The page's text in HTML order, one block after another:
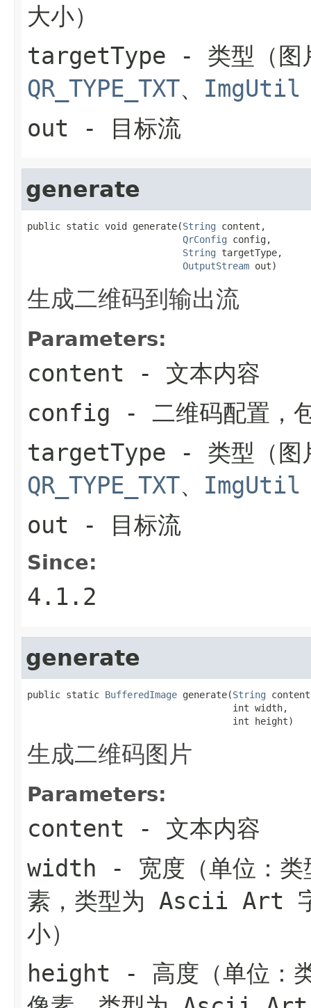
大小）
targetType - 类型（图
QR_TYPE_TXT、 ImgUtil
out - 目标流
generate
public static void generate(String content,
QrConfig config,
String targetType,
OutputStream out)
生成二维码到输出流
Parameters:
content - 文本内容
config - 二维码配置，
targetType - 类型（图
QR_TYPE_TXT、 ImgUtil
out - 目标流
Since:
4.1.2
generate
public static BufferedImage generate(String
                                     int width,
                                     int height)
生成二维码图片
Parameters:
content - 文本内容
width - 宽度（单位：类
素，类型为 Ascii Art 字
小）
height - 高度（单位：